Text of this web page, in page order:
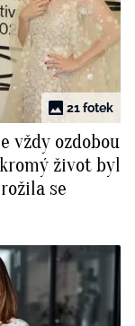
21 fotek
vždy ozdobou
život byl
se